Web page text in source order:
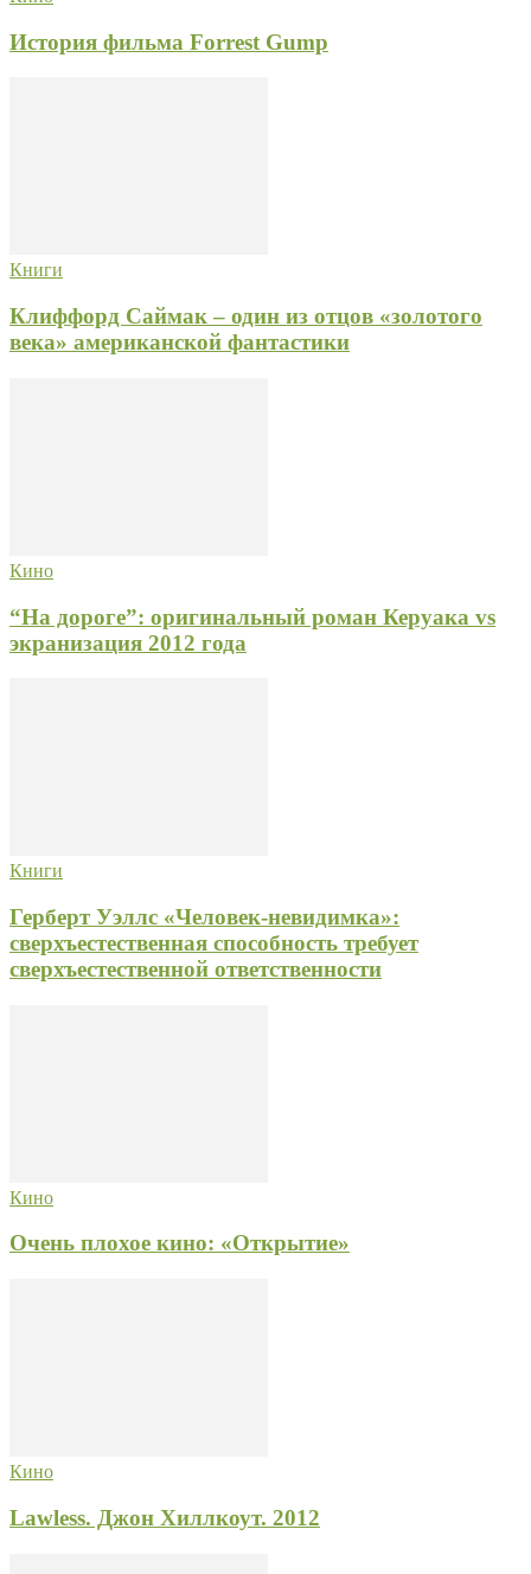
История фильма Forrest Gump
Книги
Клиффорд Саймак – один из отцов «золотого
века» американской фантастики
Кино
“На дороге”: оригинальный роман Керуака vs
экранизация 2012 года
Книги
Герберт Уэллс «Человек-невидимка»:
сверхъестественная способность требует
сверхъестественной ответственности
Кино
Очень плохое кино: «Открытие»
Кино
Lawless. Джон Хиллкоут. 2012